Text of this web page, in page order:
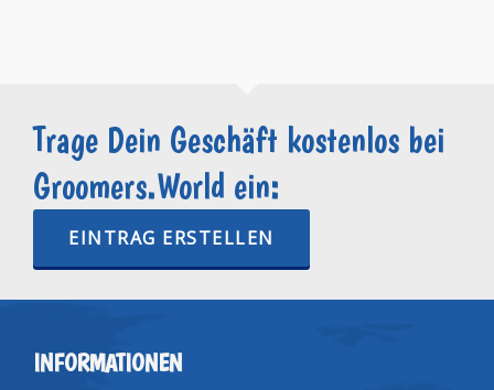
Trage Dein Geschäft kostenlos bei
Groomers.World ein:
EINTRAG ERSTELLEN
INFORMATIONEN